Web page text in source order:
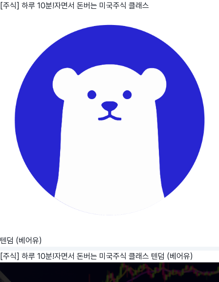
[주식] 하루 10분!자면서 돈버는 미국주식 클래스
텐덤 (베어유)
[주식] 하루 10분!자면서 돈버는 미국주식 클래스 텐덤 (베어유)